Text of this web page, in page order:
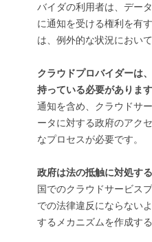
バイダの利用者は、デー
に通知を受ける権利を有
は、例外的な状況におい
クラウドプロバイダーは
持っている必要があります
通知を含め、クラウドサ
ータに対する政府のアク
なプロセスが必要です。
政府は法の抵触に対処す
国でのクラウドサービス
での法律違反にならない
するメカニズムを作成す